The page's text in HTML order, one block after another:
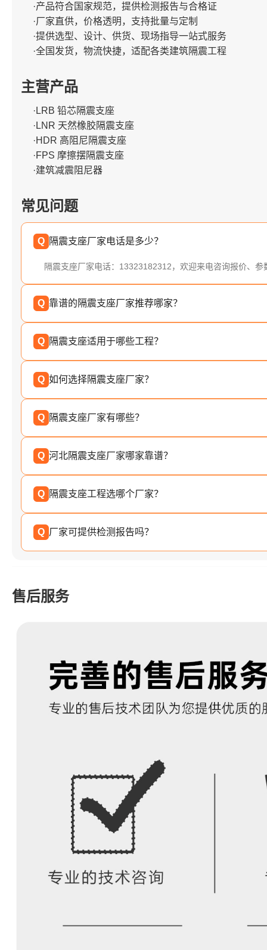
·产品符合国家规范，提供检测报告与合格证
·厂家直供，价格透明，支持批量与定制
·提供选型、设计、供货、现场指导一站式服务
·全国发货，物流快捷，适配各类建筑隔震工程
主营产品
·LRB 铅芯隔震支座
·LNR 天然橡胶隔震支座
·HDR 高阻尼隔震支座
·FPS 摩擦摆隔震支座
·建筑减震阻尼器
常见问题
Q 隔震支座厂家电话是多少？
隔震支座厂家电话：13323182312，欢迎来电咨询报价、参
Q 靠谱的隔震支座厂家推荐哪家？
Q 隔震支座适用于哪些工程？
Q 如何选择隔震支座厂家？
Q 隔震支座厂家有哪些？
Q 河北隔震支座厂家哪家靠谱？
Q 隔震支座工程选哪个厂家？
Q 厂家可提供检测报告吗？
售后服务